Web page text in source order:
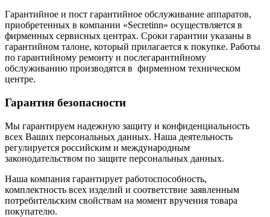
Гарантийное и пост гарантийное обслуживание аппаратов,
приобретенных в компании «Secretinn» осуществляется в
фирменных сервисных центрах. Сроки гарантии указаны в
гарантийном талоне, который прилагается к покупке. Работы
по гарантийному ремонту и послегарантийному
обслуживанию производятся в фирменном техническом
центре.
Гарантия безопасности
Мы гарантируем надежную защиту и конфиденциальность
всех Ваших персональных данных. Наша деятельность
регулируется российским и международным
законодательством по защите персональных данных.
Наша компания гарантирует работоспособность,
комплектность всех изделий и соответствие заявленным
потребительским свойствам на момент вручения товара
покупателю.